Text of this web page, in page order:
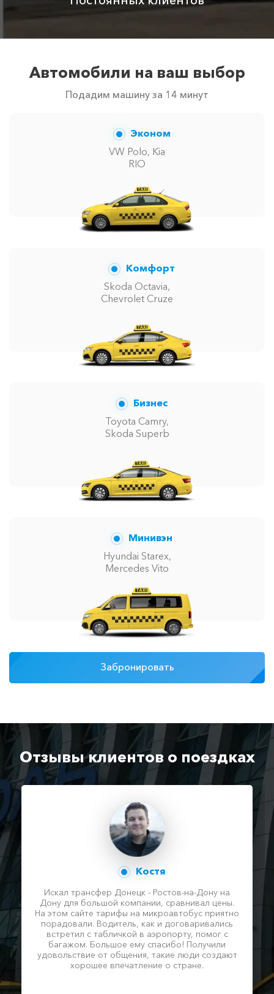
Автомобили на ваш выбор
Подадим машину за 14 минут
Эконом
VW Polo, Kia
RIO
Комфорт
Skoda Octavia,
Chevrolet Cruze
Бизнес
Toyota Camry,
Skoda Superb
Минивэн
Hyundai Starex,
Mercedes Vito
Забронировать
Отзывы клиентов о поездках
Костя
Искал трансфер Донецк - Ростов-на-Дону на
Дону для большой компании, сравнивал цены.
На этом сайте тарифы на микроавтобус приятно
порадовали. Водитель, как и договаривались
встретил с табличкой в аэропорту, помог с
багажом. Большое ему спасибо! Получили
удовольствие от общения, такие люди создают
хорошее впечатление о стране.